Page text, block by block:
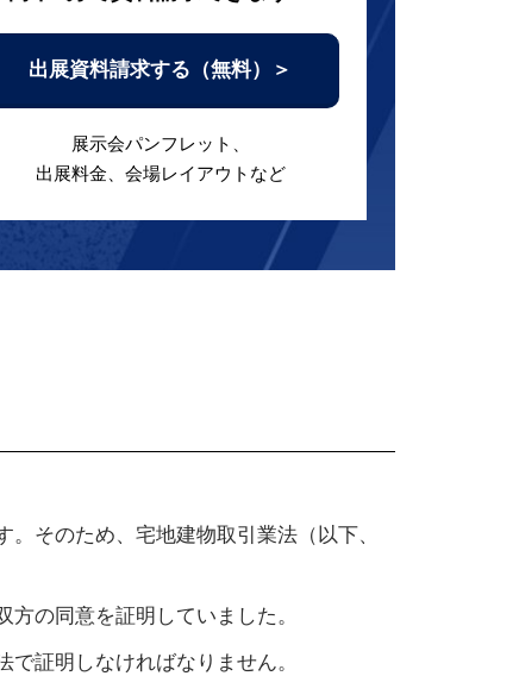
出展資料請求する（無料）＞
展示会パンフレット、
出展料金、会場レイアウトなど
そのため、宅地建物取引業法（以下、
の同意を証明していました。
証明しなければなりません。